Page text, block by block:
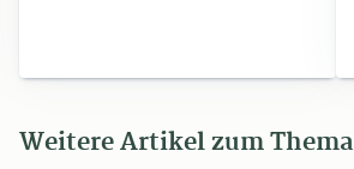
Weitere Artikel zum Thema